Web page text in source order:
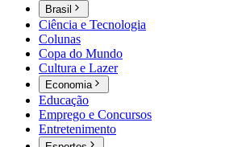
Brasil
Ciência e Tecnologia
Colunas
Copa do Mundo
Cultura e Lazer
Economia
Educação
Emprego e Concursos
Entretenimento